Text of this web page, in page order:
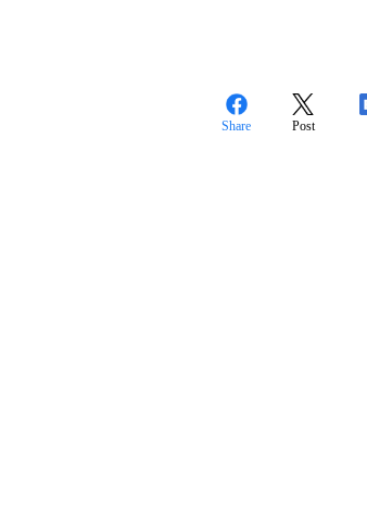
Share Post